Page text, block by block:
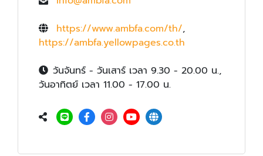
https://www.ambfa.com/th/,
https://ambfa.yellowpages.co.th
วันจันทร์ - วันเสาร์ เวลา 9.30 - 20.00 น.,
วันอาทิตย์ เวลา 11.00 - 17.00 น.